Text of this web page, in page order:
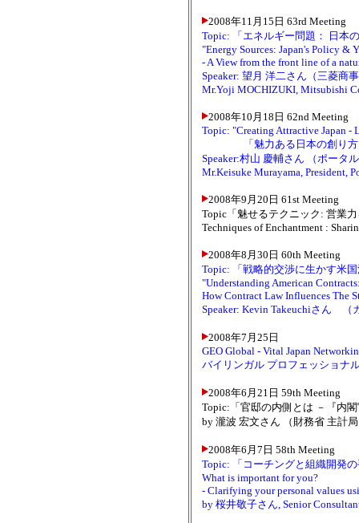
2008年11月15日 63rd Meeting
Topic: 「エネルギー問題： 日本
"Energy Sources: Japan's Policy &
- A View from the front line of a
Speaker: 望月 洋二さん（三菱商
Mr.Yoji MOCHIZUKI, Mitsubishi
2008年10月18日 62nd Meeting
Topic: "Creating Attractive Japan -
「魅力ある日本の創り方 -
Speaker:村山 慶輔さん （ポータ
Mr.Keisuke Murayama, President,
2008年9月20日 61st Meeting
Topic「魅せるテクニック: 営業
Techniques of Enchantment :
2008年8月30日 60th Meeting
Topic: 「戦略的交渉に生かす米
"Understanding American
How Contract Law Influences The
Speaker: Kevin Takeuchiさん （
2008年7月25日
GEO Global - Vital Japan
バイリンガル プロフェッショナ
2008年6月21日 59th Meeting
Topic:「官邸の内側とは －『内
by 瀧波 宏文さん （財務省 主計
2008年6月7日 58th Meeting
Topic: 「コーチングと組織開発
What is important for you?
- Clarifying your personal values
by 桜井敬子さん, Senior